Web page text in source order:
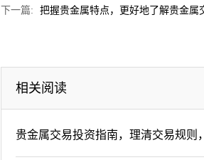
下一篇:
把握贵金属特点，更好地了解贵金属
相关阅读
贵金属交易投资指南，理清交易规则